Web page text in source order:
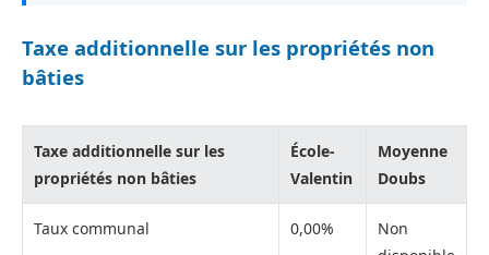
Taxe additionnelle sur les propriétés non
bâties
Taxe additionnelle sur les
propriétés non bâties
École-
Valentin
Moyenne
Doubs
Taux communal 0,00%
Non